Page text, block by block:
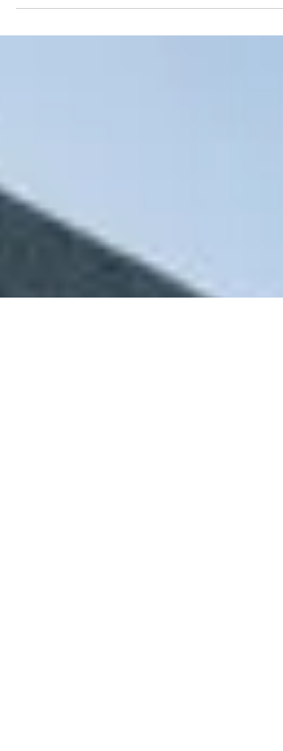
Sukupuun taakat ovat kuin karvaita
pihlajanmarjoja, joista voi tehdä